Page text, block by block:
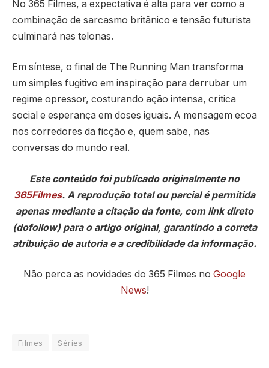
No 365 Filmes, a expectativa é alta para ver como a
combinação de sarcasmo britânico e tensão futurista
culminará nas telonas.
Em síntese, o final de The Running Man transforma
um simples fugitivo em inspiração para derrubar um
regime opressor, costurando ação intensa, crítica
social e esperança em doses iguais. A mensagem ecoa
nos corredores da ficção e, quem sabe, nas
conversas do mundo real.
Este conteúdo foi publicado originalmente no
365Filmes. A reprodução total ou parcial é permitida
apenas mediante a citação da fonte, com link direto
(dofollow) para o artigo original, garantindo a correta
atribuição de autoria e a credibilidade da informação.
Não perca as novidades do 365 Filmes no Google
News!
Filmes Séries